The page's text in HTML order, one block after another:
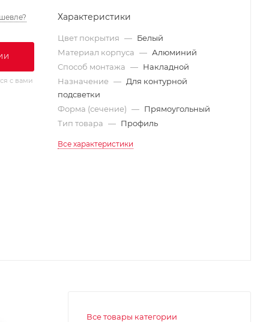
с вами
Характеристики
Цвет покрытия — Белый
Материал корпуса — Алюминий
Способ монтажа — Накладной
Назначение — Для контурной
подсветки
Форма (сечение) — Прямоугольный
Тип товара — Профиль
Все характеристики
Все товары категории